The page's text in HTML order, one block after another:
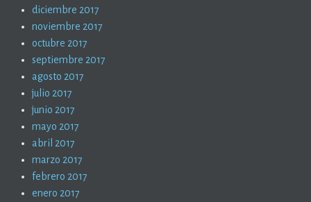
diciembre 2017
noviembre 2017
octubre 2017
septiembre 2017
agosto 2017
julio 2017
junio 2017
mayo 2017
abril 2017
marzo 2017
febrero 2017
enero 2017